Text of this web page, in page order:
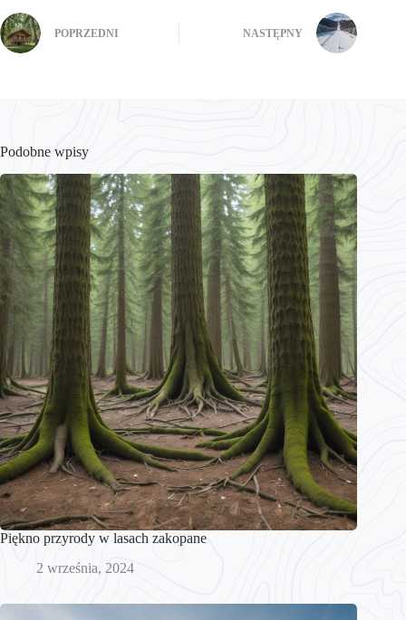
POPRZEDNI NASTĘPNY
Podobne wpisy
Piękno przyrody w lasach zakopane
2 września, 2024